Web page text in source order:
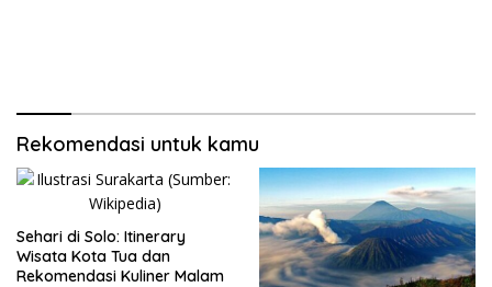
Rekomendasi untuk kamu
Sehari di Solo: Itinerary
Wisata Kota Tua dan
Rekomendasi Kuliner Malam